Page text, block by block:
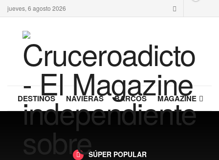
jueves, 6 agosto 2026
DESTINOS NAVIERAS BARCOS MAGAZINE
SÚPER POPULAR